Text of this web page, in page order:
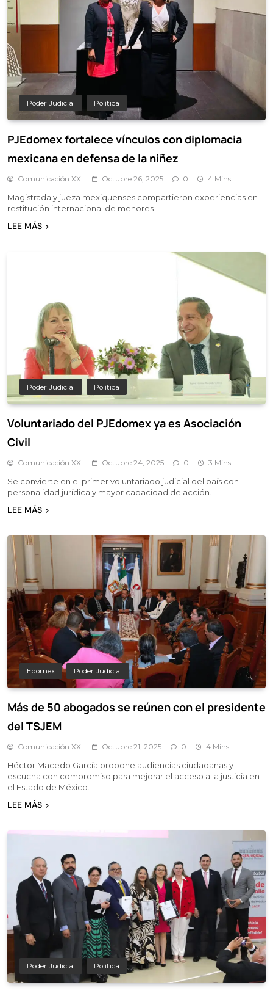
Poder Judicial Política
PJEdomex fortalece vínculos con diplomacia
mexicana en defensa de la niñez
Comunicación XXI Octubre 26, 2025 0 4 Mins
Magistrada y jueza mexiquenses compartieron experiencias en
restitución internacional de menores
LEE MÁS
Poder Judicial Política
Voluntariado del PJEdomex ya es Asociación
Civil
Comunicación XXI Octubre 24, 2025 0 3 Mins
Se convierte en el primer voluntariado judicial del país con
personalidad jurídica y mayor capacidad de acción.
LEE MÁS
Edomex Poder Judicial
Más de 50 abogados se reúnen con el presidente
del TSJEM
Comunicación XXI Octubre 21, 2025 0 4 Mins
Héctor Macedo García propone audiencias ciudadanas y
escucha con compromiso para mejorar el acceso a la justicia en
el Estado de México.
LEE MÁS
Poder Judicial Política